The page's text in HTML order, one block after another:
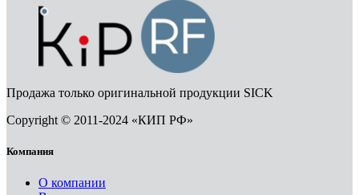
Продажа только оригинальной продукции SICK
Copyright © 2011-2024 «КИП РФ»
Компания
О компании